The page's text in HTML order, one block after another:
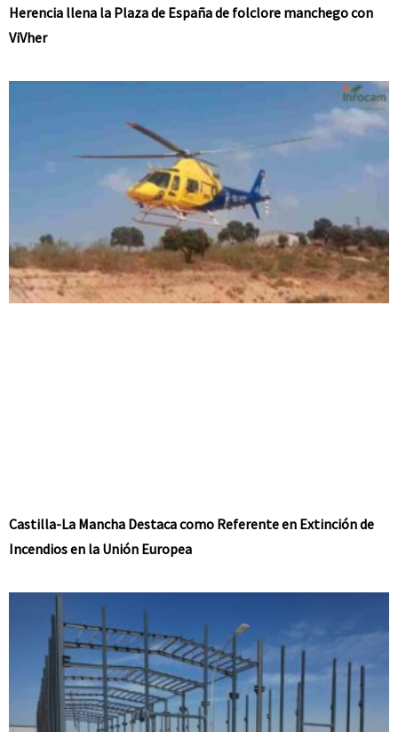
Herencia llena la Plaza de España de folclore manchego con
ViVher
Castilla-La Mancha Destaca como Referente en Extinción de
Incendios en la Unión Europea